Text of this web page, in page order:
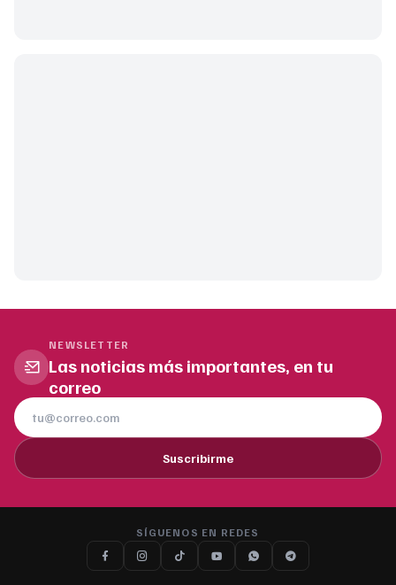
NEWSLETTER
Las noticias más importantes, en tu
correo
Suscribirme
SÍGUENOS EN REDES